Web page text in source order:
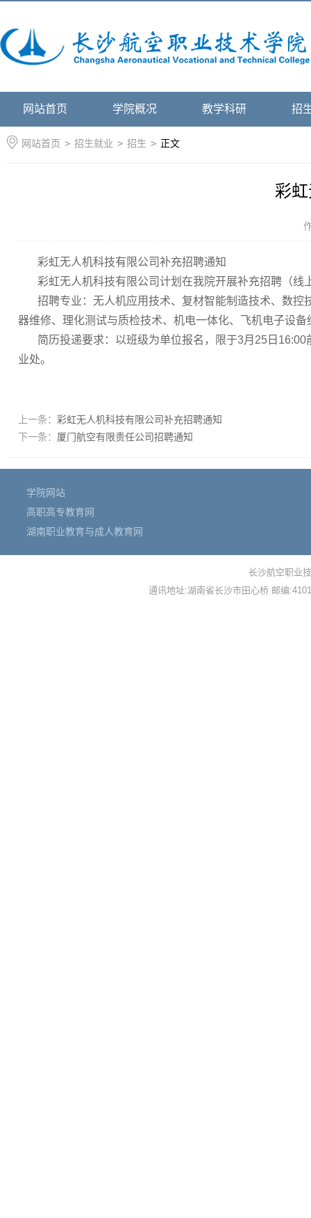
网站首页 学院概况 教学科研 招
网站首页 > 招生就业 > 招生 > 正文
彩
彩虹无人机科技有限公司补充招聘通知
彩虹无人机科技有限公司计划在我院开展补充招聘（线
招聘专业：无人机应用技术、复材智能制造技术、数
器维修、理化测试与质检技术、机电一体化、飞机电子设备
简历投递要求：以班级为单位报名，限于3月25日
业处。
上一条： 彩虹无人机科技有限公司补充招聘通知
下一条： 厦门航空有限责任公司招聘通知
学院网站
高职高专教育网
湖南职业教育与成人教育网
长沙航空职业
通讯地址:湖南省长沙市田心桥 邮编